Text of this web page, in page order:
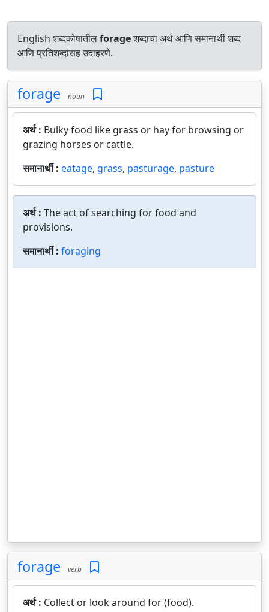
English शब्दकोषातीलforageशब्दाचा अर्थ आणि समानार्थी शब्द
आणि प्रतिशब्दांसह उदाहरणे.
forage noun
अर्थ : Bulky food like grass or hay for browsing or
grazing horses or cattle.
समानार्थी : eatage, grass, pasturage, pasture
अर्थ : The act of searching for food and
provisions.
समानार्थी : foraging
forage verb
अर्थ : Collect or look around for (food).